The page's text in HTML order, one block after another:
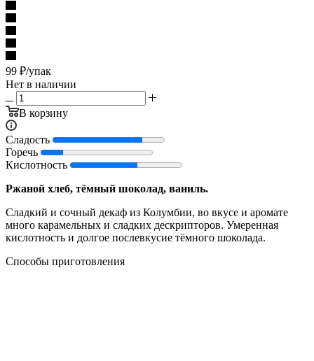
99 ₽/упак
Нет в наличии
В корзину
Сладость
Горечь
Кислотность
Ржаной хлеб, тёмный шоколад, ваниль.
Сладкий и сочный декаф из Колумбии, во вкусе и аромате
много карамельных и сладких дескрипторов. Умеренная
кислотность и долгое послевкусие тёмного шоколада.
Способы приготовления